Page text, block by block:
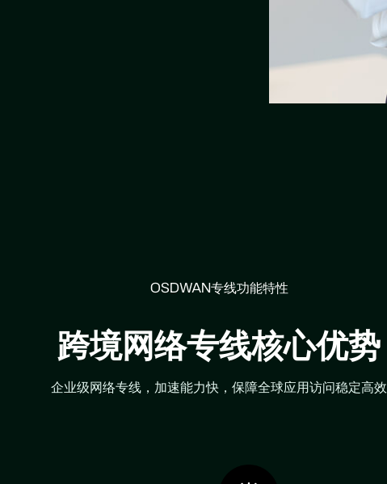
OSDWAN专线功能特性
跨境网络专线核心优势
企业级网络专线，加速能力快，保障全球应用访问稳定高效